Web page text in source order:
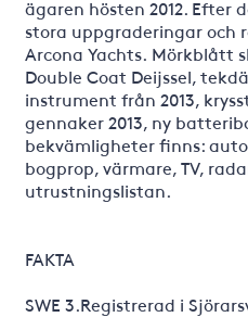
ägaren hösten 2012.
stora uppgraderingar och
Arcona Yachts. Mörkblått
Double Coat Deijssel,
instrument från 2013,
gennaker 2013, ny
bekvämligheter finns:
bogprop, värmare, TV,
utrustningslistan.
FAKTA
SWE 3.Registrerad i